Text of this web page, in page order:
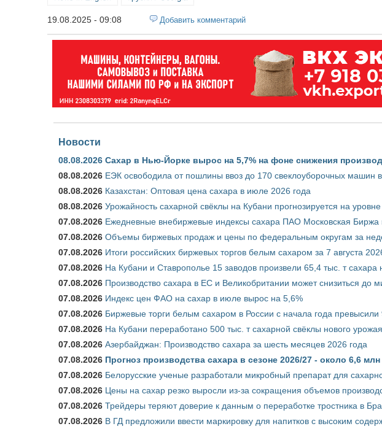
19.08.2025 - 09:08 Добавить комментарий
Новости
08.08.2026 Сахар в Нью-Йорке вырос на 5,7% на фоне снижения
08.08.2026 ЕЭК освободила от пошлины ввоз до 170 свеклоуборочных машин
08.08.2026 Казахстан: Оптовая цена сахара в июле 2026 года
08.08.2026 Урожайность сахарной свёклы на Кубани прогнозируется на
07.08.2026 Ежедневные внебиржевые индексы сахара ПАО Московская Биржа
07.08.2026 Объемы биржевых продаж и цены по федеральным округам за
07.08.2026 Итоги российских биржевых торгов белым сахаром за 7 августа
07.08.2026 На Кубани и Ставрополье 15 заводов произвели 65,4 тыс. т сахара
07.08.2026 Производство сахара в ЕС и Великобритании может снизиться до
07.08.2026 Индекс цен ФАО на сахар в июле вырос на 5,6%
07.08.2026 Биржевые торги белым сахаром в России с начала года
07.08.2026 На Кубани переработано 500 тыс. т сахарной свёклы нового урожая
07.08.2026 Азербайджан: Производство сахара за шесть месяцев 2026 года
07.08.2026 Прогноз производства сахара в сезоне 2026/27 - около 6,6
07.08.2026 Белорусские ученые разработали микробный препарат для
07.08.2026 Цены на сахар резко выросли из-за сокращения объемов
07.08.2026 Трейдеры теряют доверие к данным о переработке тростника в
07.08.2026 В ГД предложили ввести маркировку для напитков с высоким